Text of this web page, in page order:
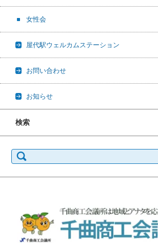
女性会
屋代駅ウェルカムステーション
お問い合わせ
お知らせ
検索
索: